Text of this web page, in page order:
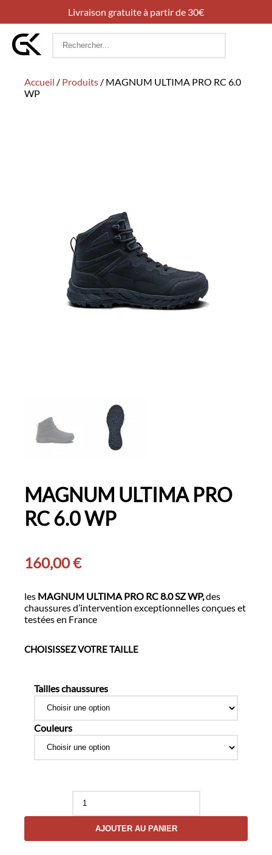
Livraison gratuite à partir de 30€
Rechercher
Accueil / Produits / MAGNUM ULTIMA PRO RC 6.0
WP
MAGNUM ULTIMA PRO
RC 6.0 WP
160,00€
les MAGNUM ULTIMA PRO RC 8.0 SZ WP,des
chaussures d’intervention exceptionnelles conçues et
testées en France
CHOISISSEZ VOTRE TAILLE
Tailles chaussures
Couleurs
quantité
MAGNUM
ULTIMA
PRO
AJOUTER AU PANIER